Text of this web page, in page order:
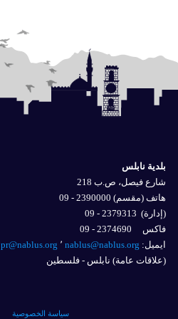
بلدية نابلس
شارع فيصل، ص.ب 218
هاتف (مقسم) 2390000 - 09
(إدارة)2379313 - 09
فاكس 2374690 - 09
ايميل: nablus@nablus.org٬
pr@nablus.org
(علاقات عامة) نابلس - فلسطين
سياسة الخصوصية